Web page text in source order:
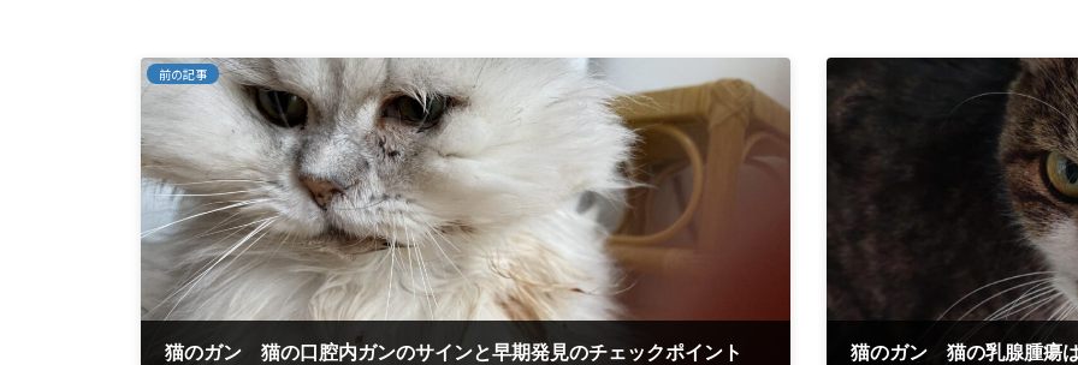
前の記事
猫のガン 猫の口腔内ガンのサインと早期発見のチェックポイント 猫のガン 猫の乳腺腫瘍